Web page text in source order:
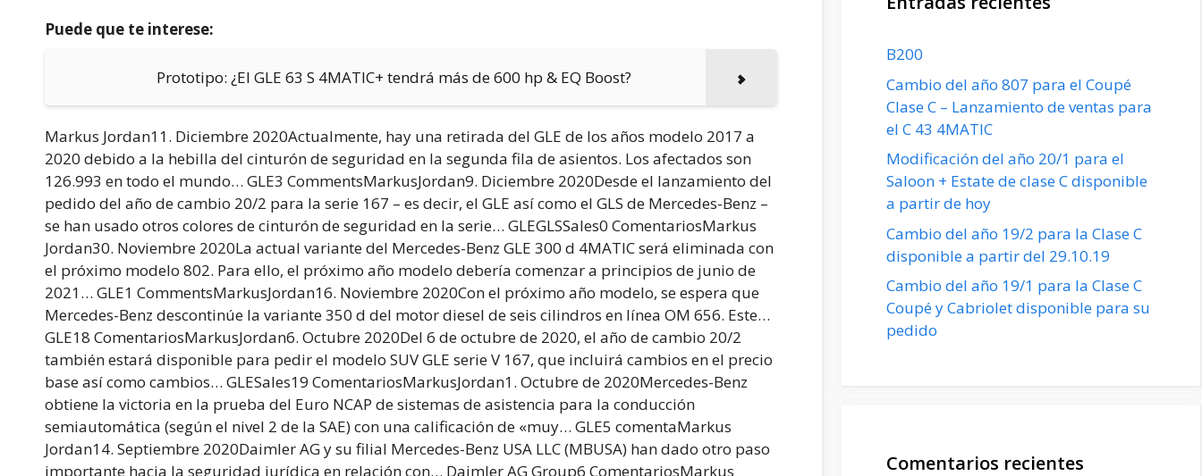
Puede que te interese:
Prototipo: ¿El GLE 63 S 4MATIC+ tendrá más de 600 hp & EQ Boost?
Markus Jordan11. Diciembre 2020Actualmente, hay una retirada del GLE de los años modelo 2017 a
2020 debido a la hebilla del cinturón de seguridad en la segunda fila de asientos. Los afectados son
126.993 en todo el mundo… GLE3 CommentsMarkusJordan9. Diciembre 2020Desde el lanzamiento del
pedido del año de cambio 20/2 para la serie 167 – es decir, el GLE así como el GLS de Mercedes-Benz –
se han usado otros colores de cinturón de seguridad en la serie… GLEGLSSales0 ComentariosMarkus
Jordan30. Noviembre 2020La actual variante del Mercedes-Benz GLE 300 d 4MATIC será eliminada con
el próximo modelo 802. Para ello, el próximo año modelo debería comenzar a principios de junio de
2021… GLE1 CommentsMarkusJordan16. Noviembre 2020Con el próximo año modelo, se espera que
Mercedes-Benz descontinúe la variante 350 d del motor diesel de seis cilindros en línea OM 656. Este…
GLE18 ComentariosMarkusJordan6. Octubre 2020Del 6 de octubre de 2020, el año de cambio 20/2
también estará disponible para pedir el modelo SUV GLE serie V 167, que incluirá cambios en el precio
base así como cambios… GLESales19 ComentariosMarkusJordan1. Octubre de 2020Mercedes-Benz
obtiene la victoria en la prueba del Euro NCAP de sistemas de asistencia para la conducción
semiautomática (según el nivel 2 de la SAE) con una calificación de «muy… GLE5 comentaMarkus
Jordan14. Septiembre 2020Daimler AG y su filial Mercedes-Benz USA LLC (MBUSA) han dado otro paso
importante hacia la seguridad jurídica en relación con… Daimler AG Group6 ComentariosMarkus
B200
Cambio del año 807 para el Coupé
Clase C – Lanzamiento de ventas para
el C 43 4MATIC
Modificación del año 20/1 para el
Saloon + Estate de clase C disponible
a partir de hoy
Cambio del año 19/2 para la Clase C
disponible a partir del 29.10.19
Cambio del año 19/1 para la Clase C
Coupé y Cabriolet disponible para su
pedido
Comentarios recientes